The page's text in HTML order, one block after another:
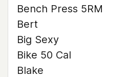
Bench Press 5RM
Bert
Big Sexy
Bike 50 Cal
Blake